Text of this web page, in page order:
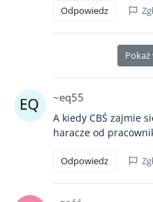
Odpowiedz
~eq55
A kiedy CBŚ zajmie
haracze od
Odpowiedz